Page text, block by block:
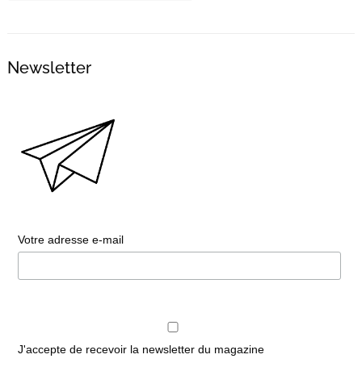
Newsletter
Votre adresse e-mail
J'accepte de recevoir la newsletter du magazine